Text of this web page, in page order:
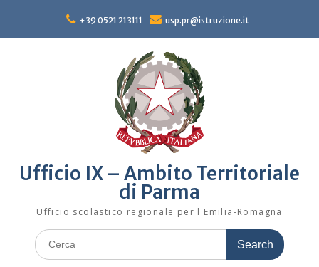
content
+39 0521 213111 usp.pr@istruzione.it
Ufficio IX – Ambito Territoriale
di Parma
Ufficio scolastico regionale per l'Emilia-Romagna
Search
for: